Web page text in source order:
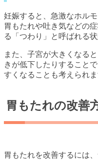
妊娠すると、急激なホル
胃もたれや吐き気などの
る「つわり」と呼ばれる状
また、子宮が大きくなる
きが低下したりすること
すくなることも考えられま
胃もたれの改善
胃もたれを改善するには